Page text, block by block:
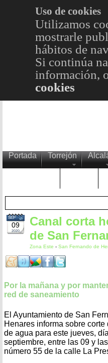
Uso de cookies
Utilizamos
mostrarle
hábitos de
Si continúa
información,
cookies
Portada Torrejón
09
SEP
2020
Canal corta
de San
Zona Este - San Fernando de
Por la mañana y por
red de saneamiento
El Ayuntamiento de San
Henares informa sobre corte
de agua para este jueves,
septiembre, entre las 09 y
número 55 de la calle La